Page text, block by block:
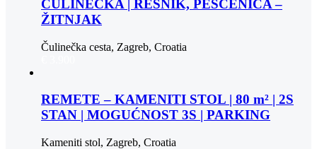
ČULINEČKA | RESNIK, PEŠČENICA –
ŽITNJAK
Čulinečka cesta, Zagreb, Croatia
REMETE – KAMENITI STOL | 80 m² | 2S
STAN | MOGUĆNOST 3S | PARKING
Kameniti stol, Zagreb, Croatia